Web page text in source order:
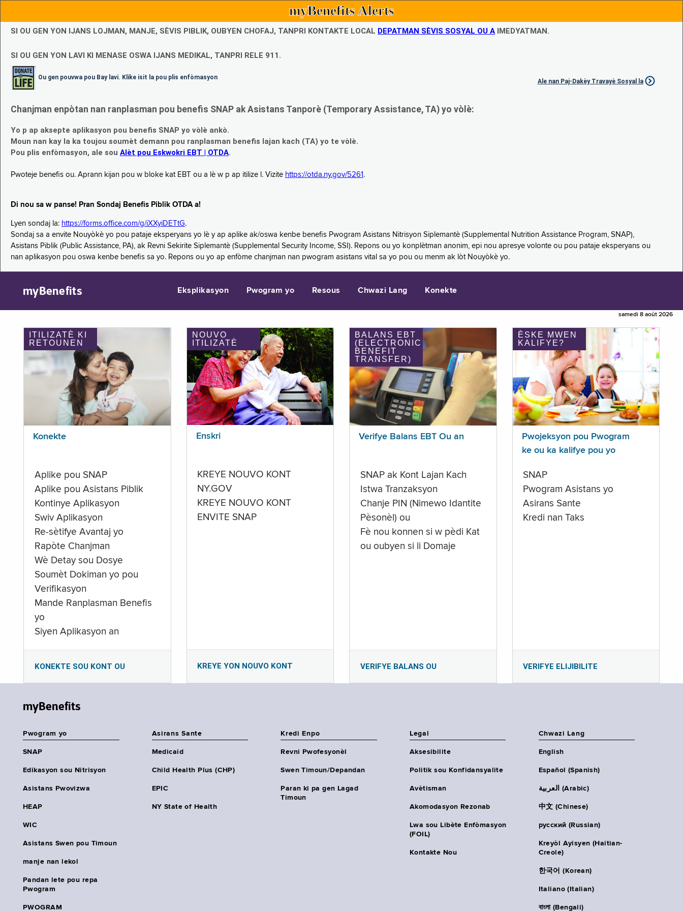
myBenefits Alerts
SI OU GEN YON IJANS LOJMAN, MANJE, SÈVIS PIBLIK, OUBYEN CHOFAJ, TANPRI KONTAKTE LOCAL DEPATMAN SÈVIS SOSYAL OU A IMEDYATMAN.
SI OU GEN YON LAVI KI MENASE OSWA IJANS MEDIKAL, TANPRI RELE 911.
Ou gen pouvwa pou Bay lavi. Klike isit la pou plis enfòmasyon
Ale nan Paj-Dakèy Travayè Sosyal la
Chanjman enpòtan nan ranplasman pou benefis SNAP ak Asistans Tanporè (Temporary Assistance, TA) yo vòlè:
Yo p ap aksepte aplikasyon pou benefis SNAP yo vòlè ankò.
Moun nan kay la ka toujou soumèt demann pou ranplasman benefis lajan kach (TA) yo te vòlè.
Pou plis enfòmasyon, ale sou Alèt pou Eskwokri EBT | OTDA.
Pwoteje benefis ou. Aprann kijan pou w bloke kat EBT ou a lè w p ap itilize l. Vizite https://otda.ny.gov/5261 .
Di nou sa w panse! Pran Sondaj Benefis Piblik OTDA a!
Lyen sondaj la: https://forms.office.com/g/iXXyiDETtG.
Sondaj sa a envite Nouyòkè yo pou pataje eksperyans yo lè y ap aplike ak/oswa kenbe benefis Pwogram Asistans Nitrisyon Siplemantè (Supplemental Nutrition Assistance Program, SNAP),
Asistans Piblik (Public Assistance, PA), ak Revni Sekirite Siplemantè (Supplemental Security Income, SSI). Repons ou yo konplètman anonim, epi nou apresye volonte ou pou pataje eksperyans ou
nan aplikasyon pou oswa kenbe benefis sa yo. Repons ou yo ap enfòme chanjman nan pwogram asistans vital sa yo pou ou menm ak lòt Nouyòkè yo.
myBenefits Eksplikasyon Pwogram yo Resous Chwazi Lang Konekte
samedi 8 août 2026
ITILIZATÈ KI
RETOUNEN
Konekte
Aplike pou SNAP
Aplike pou Asistans Piblik
Kontinye Aplikasyon
Swiv Aplikasyon
Re-sètifye Avantaj yo
Rapòte Chanjman
Wè Detay sou Dosye
Soumèt Dokiman yo pou
Verifikasyon
Mande Ranplasman Benefis
yo
Siyen Aplikasyon an
KONEKTE SOU KONT OU
NOUVO
ITILIZATÈ
Enskri
KREYE NOUVO KONT
NY.GOV
KREYE NOUVO KONT
ENVITE SNAP
KREYE YON NOUVO KONT
BALANS EBT
(ELECTRONIC
BENEFIT
TRANSFER)
Verifye Balans EBT Ou an
SNAP ak Kont Lajan Kach
Istwa Tranzaksyon
Chanje PIN (Nimewo Idantite
Pèsonèl) ou
Fè nou konnen si w pèdi Kat
ou oubyen si li Domaje
VERIFYE BALANS OU
ÈSKE MWEN
KALIFYE?
Pwojeksyon pou Pwogram
ke ou ka kalifye pou yo
SNAP
Pwogram Asistans yo
Asirans Sante
Kredi nan Taks
VERIFYE ELIJIBILITE
myBenefits
Pwogram yo
SNAP
Edikasyon sou Nitrisyon
Asistans Pwovizwa
HEAP
WIC
Asistans Swen pou Timoun
manje nan lekol
Pandan lete pou repa
Pwogram
PWOGRAM
Asirans Sante
Medicaid
Child Health Plus (CHP)
EPIC
NY State of Health
Kredi Enpo
Revni Pwofesyonèl
Swen Timoun/Depandan
Paran ki pa gen Lagad
Timoun
Legal
Aksesibilite
Politik sou Konfidansyalite
Avètisman
Akomodasyon Rezonab
Lwa sou Libète Enfòmasyon
(FOIL)
Kontakte Nou
Chwazi Lang
English
Español (Spanish)
العربية (Arabic)
中文 (Chinese)
русский (Russian)
Kreyòl Ayisyen (Haitian-
Creole)
한국어 (Korean)
Italiano (Italian)
বাংলা (Bengali)